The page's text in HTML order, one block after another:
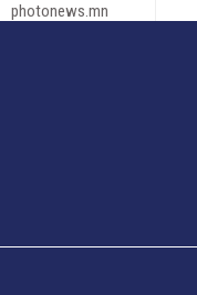
photonews.mn
Эрх зүй